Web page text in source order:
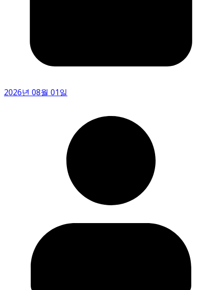
2026년 08월 01일